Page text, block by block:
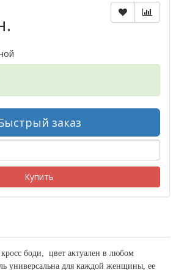
заказ
Купить
боди, цвет актуален в любом
универсальна для каждой женщины, ее